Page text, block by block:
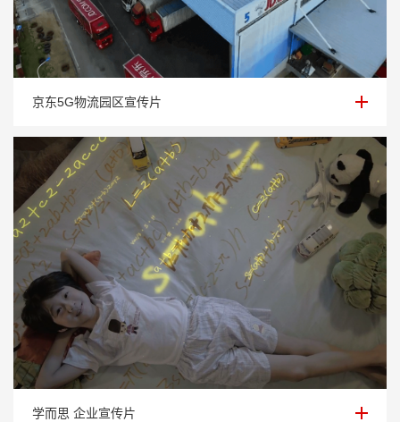
京东5G物流园区宣传片
京东5G物流园区宣传片
学而思 企业宣传片
学而思 企业宣传片